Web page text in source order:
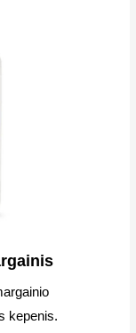
kepenis.